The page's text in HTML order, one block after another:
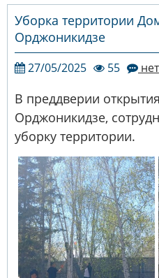
Уборка территории
Орджоникидзе
27/05/2025 55 нет
В преддверии
Орджоникидзе,
уборку территории.